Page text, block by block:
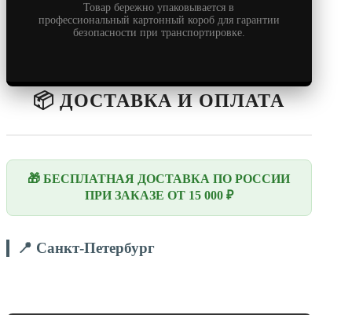
Товар бережно упаковывается в
профессиональный картонный короб для гарантии
безопасности при транспортировке.
📦 ДОСТАВКА И ОПЛАТА
🎁 БЕСПЛАТНАЯ ДОСТАВКА ПО РОССИИ
ПРИ ЗАКАЗЕ ОТ 15 000 ₽
📍 Санкт-Петербург